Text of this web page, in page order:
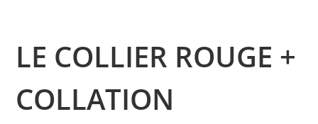
LE COLLIER ROUGE +
COLLATION